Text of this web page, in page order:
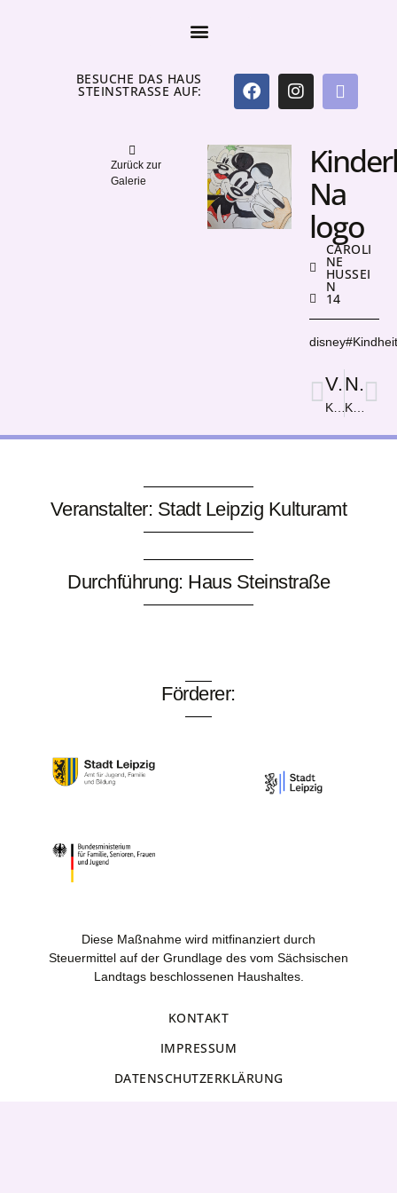
BESUCHE DAS HAUS
STEINSTRASSE AUF:
Zurück zur
Galerie
Na
logo
CAROLI
NE
HUSSEI
N
14
Vorige
Killer Hase
Nächster
Kinder Na logo
Veranstalter: Stadt Leipzig Kulturamt
Durchführung: Haus Steinstraße
Förderer:
Diese Maßnahme wird mitfinanziert durch
Steuermittel auf der Grundlage des vom Sächsischen
Landtags beschlossenen Haushaltes.
KONTAKT
IMPRESSUM
DATENSCHUTZERKLÄRUNG